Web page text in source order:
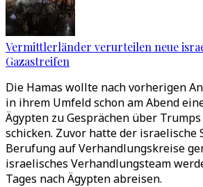
Vermittlerländer verurteilen neue
Gazastreifen
Die Hamas wollte nach vorherigen
in ihrem Umfeld schon am Abend
Ägypten zu Gesprächen über Trumps
schicken. Zuvor hatte der israelische
Berufung auf Verhandlungskreise
israelisches Verhandlungsteam
Tages nach Ägypten abreisen.